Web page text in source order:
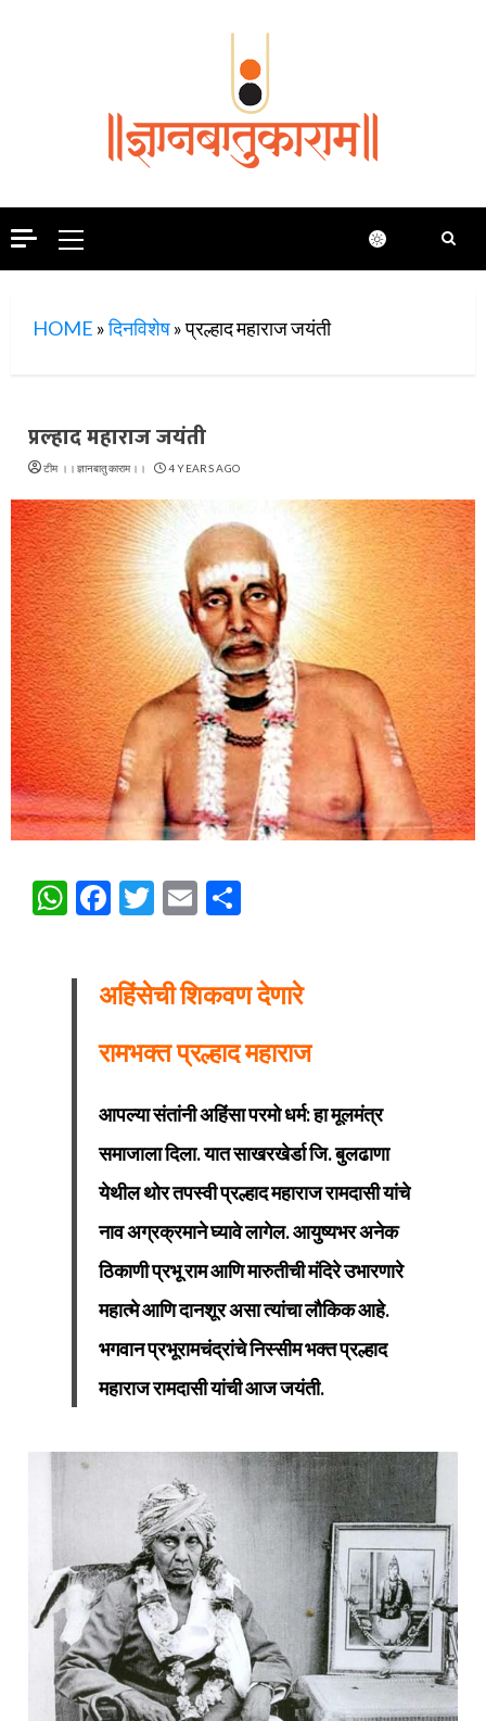
Primary
Menu
HOME »दिनविशेष»प्रल्हाद महाराज जयंती
प्रल्हाद महाराज जयंती
टीम ।।ज्ञानबातुकाराम।। 4 YEARS AGO
WhatsApp
Facebook
Twitter
Email
अहिंसेची शिकवण देणारे
रामभक्त प्रल्हाद महाराज
आपल्या संतांनी अहिंसा परमो धर्म: हा मूलमंत्र
समाजाला दिला. यात साखरखेर्डा जि. बुलढाणा
येथील थोर तपस्वी प्रल्हाद महाराज रामदासी यांचे
नाव अग्रक्रमाने घ्यावे लागेल. आयुष्यभर अनेक
ठिकाणी प्रभू राम आणि मारुतीची मंदिरे उभारणारे
महात्मे आणि दानशूर असा त्यांचा लौकिक आहे.
भगवान प्रभूरामचंद्रांचे निस्सीम भक्‍त प्रल्हाद
महाराज रामदासी यांची आज जयंती.